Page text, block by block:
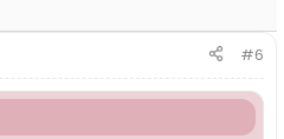
#6